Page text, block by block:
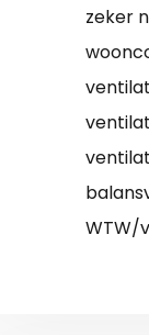
zeker
WTW/